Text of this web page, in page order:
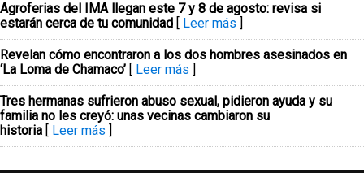
Agroferias del IMA llegan este 7 y 8 de agosto: revisa si
estarán cerca de tu comunidad [ Leer más ]
Revelan cómo encontraron a los dos hombres asesinados en
‘La Loma de Chamaco’ [ Leer más ]
Tres hermanas sufrieron abuso sexual, pidieron ayuda y su
familia no les creyó: unas vecinas cambiaron su
historia [ Leer más ]